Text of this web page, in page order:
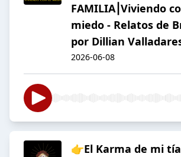
FAMILIA⎮Viviendo
miedo - Relatos de
por Dillian
2026-06-08
👉El Karma de mi tía